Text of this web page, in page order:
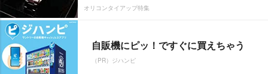
オリコンタイアップ特集
自販機にピッ！ですぐに買えちゃう
（PR）ジハンピ